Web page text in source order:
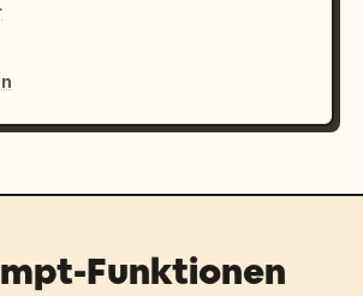
Funktionen